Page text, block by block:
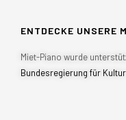
ENTDECKE UNSERE
Miet-Piano wurde
Bundesregierung für Kultur